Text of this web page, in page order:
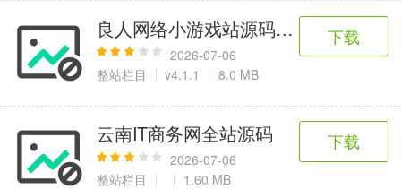
9百+款应用良人网络小游戏站源码(约11万条数据)
2026-07-06
整站栏目
v4.1.1 8.0 MB
下载
云南IT商务网全站源码
2026-07-06
整站栏目
1.60 MB
下载